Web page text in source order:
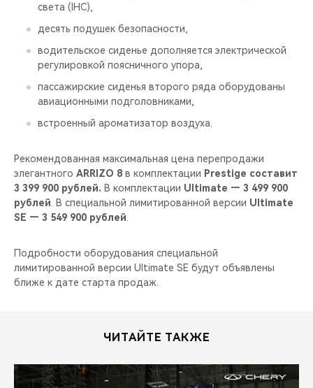
света (IHC),
десять подушек безопасности,
водительское сиденье дополняется электрической
регулировкой поясничного упора,
пассажирские сиденья второго ряда оборудованы
авиационными подголовниками,
встроенный ароматизатор воздуха.
Рекомендованная максимальная цена перепродажи
элегантного ARRIZO 8 в комплектации Prestige составит
3 399 900 рублей. В комплектации Ultimate — 3 499 900
рублей . В специальной лимитированной версии Ultimate
SE — 3 549 900 рублей
Подробности оборудования специальной
лимитированной версии Ultimate SE будут объявлены
ближе к дате старта продаж.
ЧИТАЙТЕ ТАКЖЕ